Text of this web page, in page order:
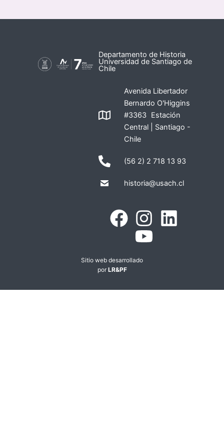
Departamento de Historia
Universidad de Santiago de
Chile
Avenida Libertador
Bernardo O'Higgins
#3363 Estación
Central | Santiago -
Chile
(56 2) 2 718 13 93
historia@usach.cl
Sitio web desarrollado
por LR&PF